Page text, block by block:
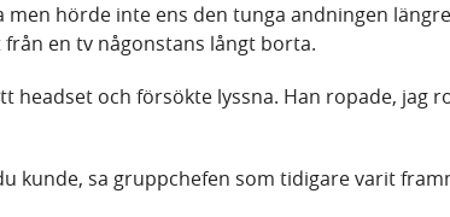
men hörde inte ens den tunga andningen
en tv någonstans långt borta.
headset och försökte lyssna. Han ropade, jag
kunde, sa gruppchefen som tidigare varit